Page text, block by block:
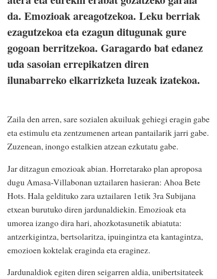
da. Emozioak areagotzekoa. Leku berriak
ezagutzekoa eta ezagun ditugunak gure
gogoan berritzekoa. Garagardo bat edanez
uda sasoian errepikatzen diren
ilunabarreko elkarrizketa luzeak izatekoa.
Zaila den arren, sare sozialen akuiluak gehiegi eragin gabe
eta estimulu eta zentzumenen artean pantailarik jarri gabe.
Zuzenean, inongo estalkien atzean ezkutatu gabe.
Jar ditzagun emozioak abian. Horretarako plan aproposa
dugu Amasa-Villabonan uztailaren hasieran: Ahoa Bete
Hots. Hala geldituko zara uztailaren 1etik 3ra Subijana
etxean burutuko diren jardunaldiekin. Emozioak eta
umorea izango dira hari, ahozkotasunetik abiatuta:
antzerkigintza, bertsolaritza, ipuingintza eta kantagintza,
emozioen koktelak eraginda eta eraginez.
Jardunaldiok egiten diren seigarren aldia, unibertsitateek